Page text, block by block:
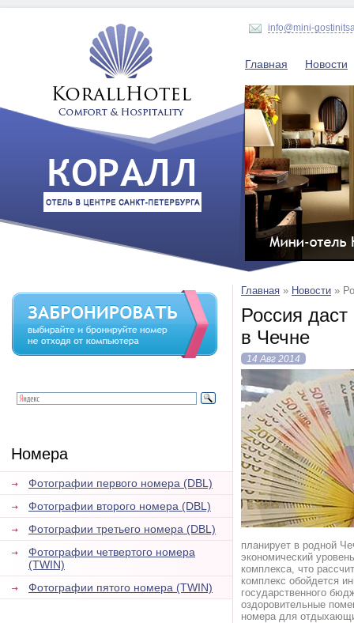
info@mini-
Главная Новости
Номера
Фотографии первого номера (DBL)
Фотографии второго номера (DBL)
Фотографии третьего номера (DBL)
Фотографии четвертого номера
(TWIN)
Фотографии пятого номера (TWIN)
Главная » Новости »
Россия
в Чечне
14 Авг 2014
планирует в родной
экономический
комплекса, что
комплекс обойдется
государственного
оздоровительные
номера для